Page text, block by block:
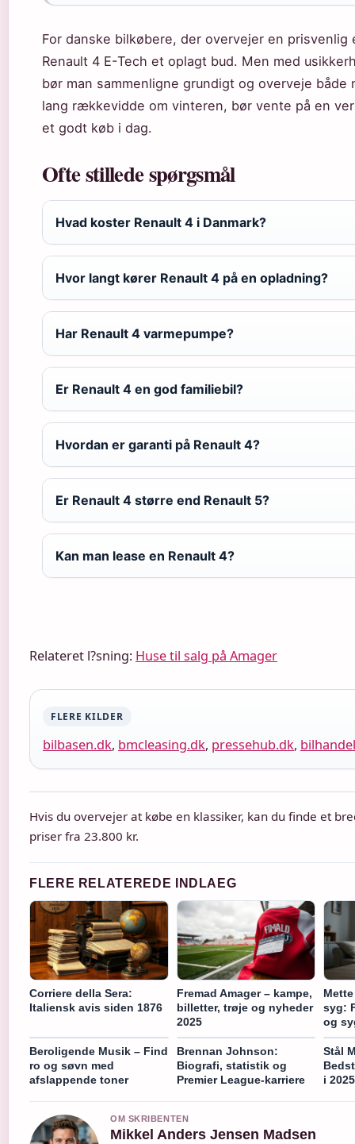
For danske bilkøbere, der overvejer en
Renault 4 E-Tech et oplagt bud. Men med
bør man sammenligne grundigt og overveje
lang rækkevidde om vinteren, bør vente på en
et godt køb i dag.
Ofte stillede spørgsmål
Hvad koster Renault 4 i Danmark?
Hvor langt kører Renault 4 på en opladning?
Har Renault 4 varmepumpe?
Er Renault 4 en god familiebil?
Hvordan er garanti på Renault 4?
Er Renault 4 større end Renault 5?
Kan man lease en Renault 4?
Relateret l?sning: Huse til salg på Amager
FLERE KILDER
bilbasen.dk, bmcleasing.dk, pressehub.dk,
Hvis du overvejer at købe en klassiker, kan du finde et
priser fra 23.800 kr.
FLERE RELATEREDE INDLAEG
Corriere della Sera:
Italiensk avis siden 1876
Fremad Amager – kampe,
billetter, trøje og nyheder
2025
syg:
og
Beroligende Musik – Find
ro og søvn med
afslappende toner
Brennan Johnson:
Biografi, statistik og
Premier League-karriere
Stål
i 2025
OM SKRIBENTEN
Mikkel Anders Jensen Madsen